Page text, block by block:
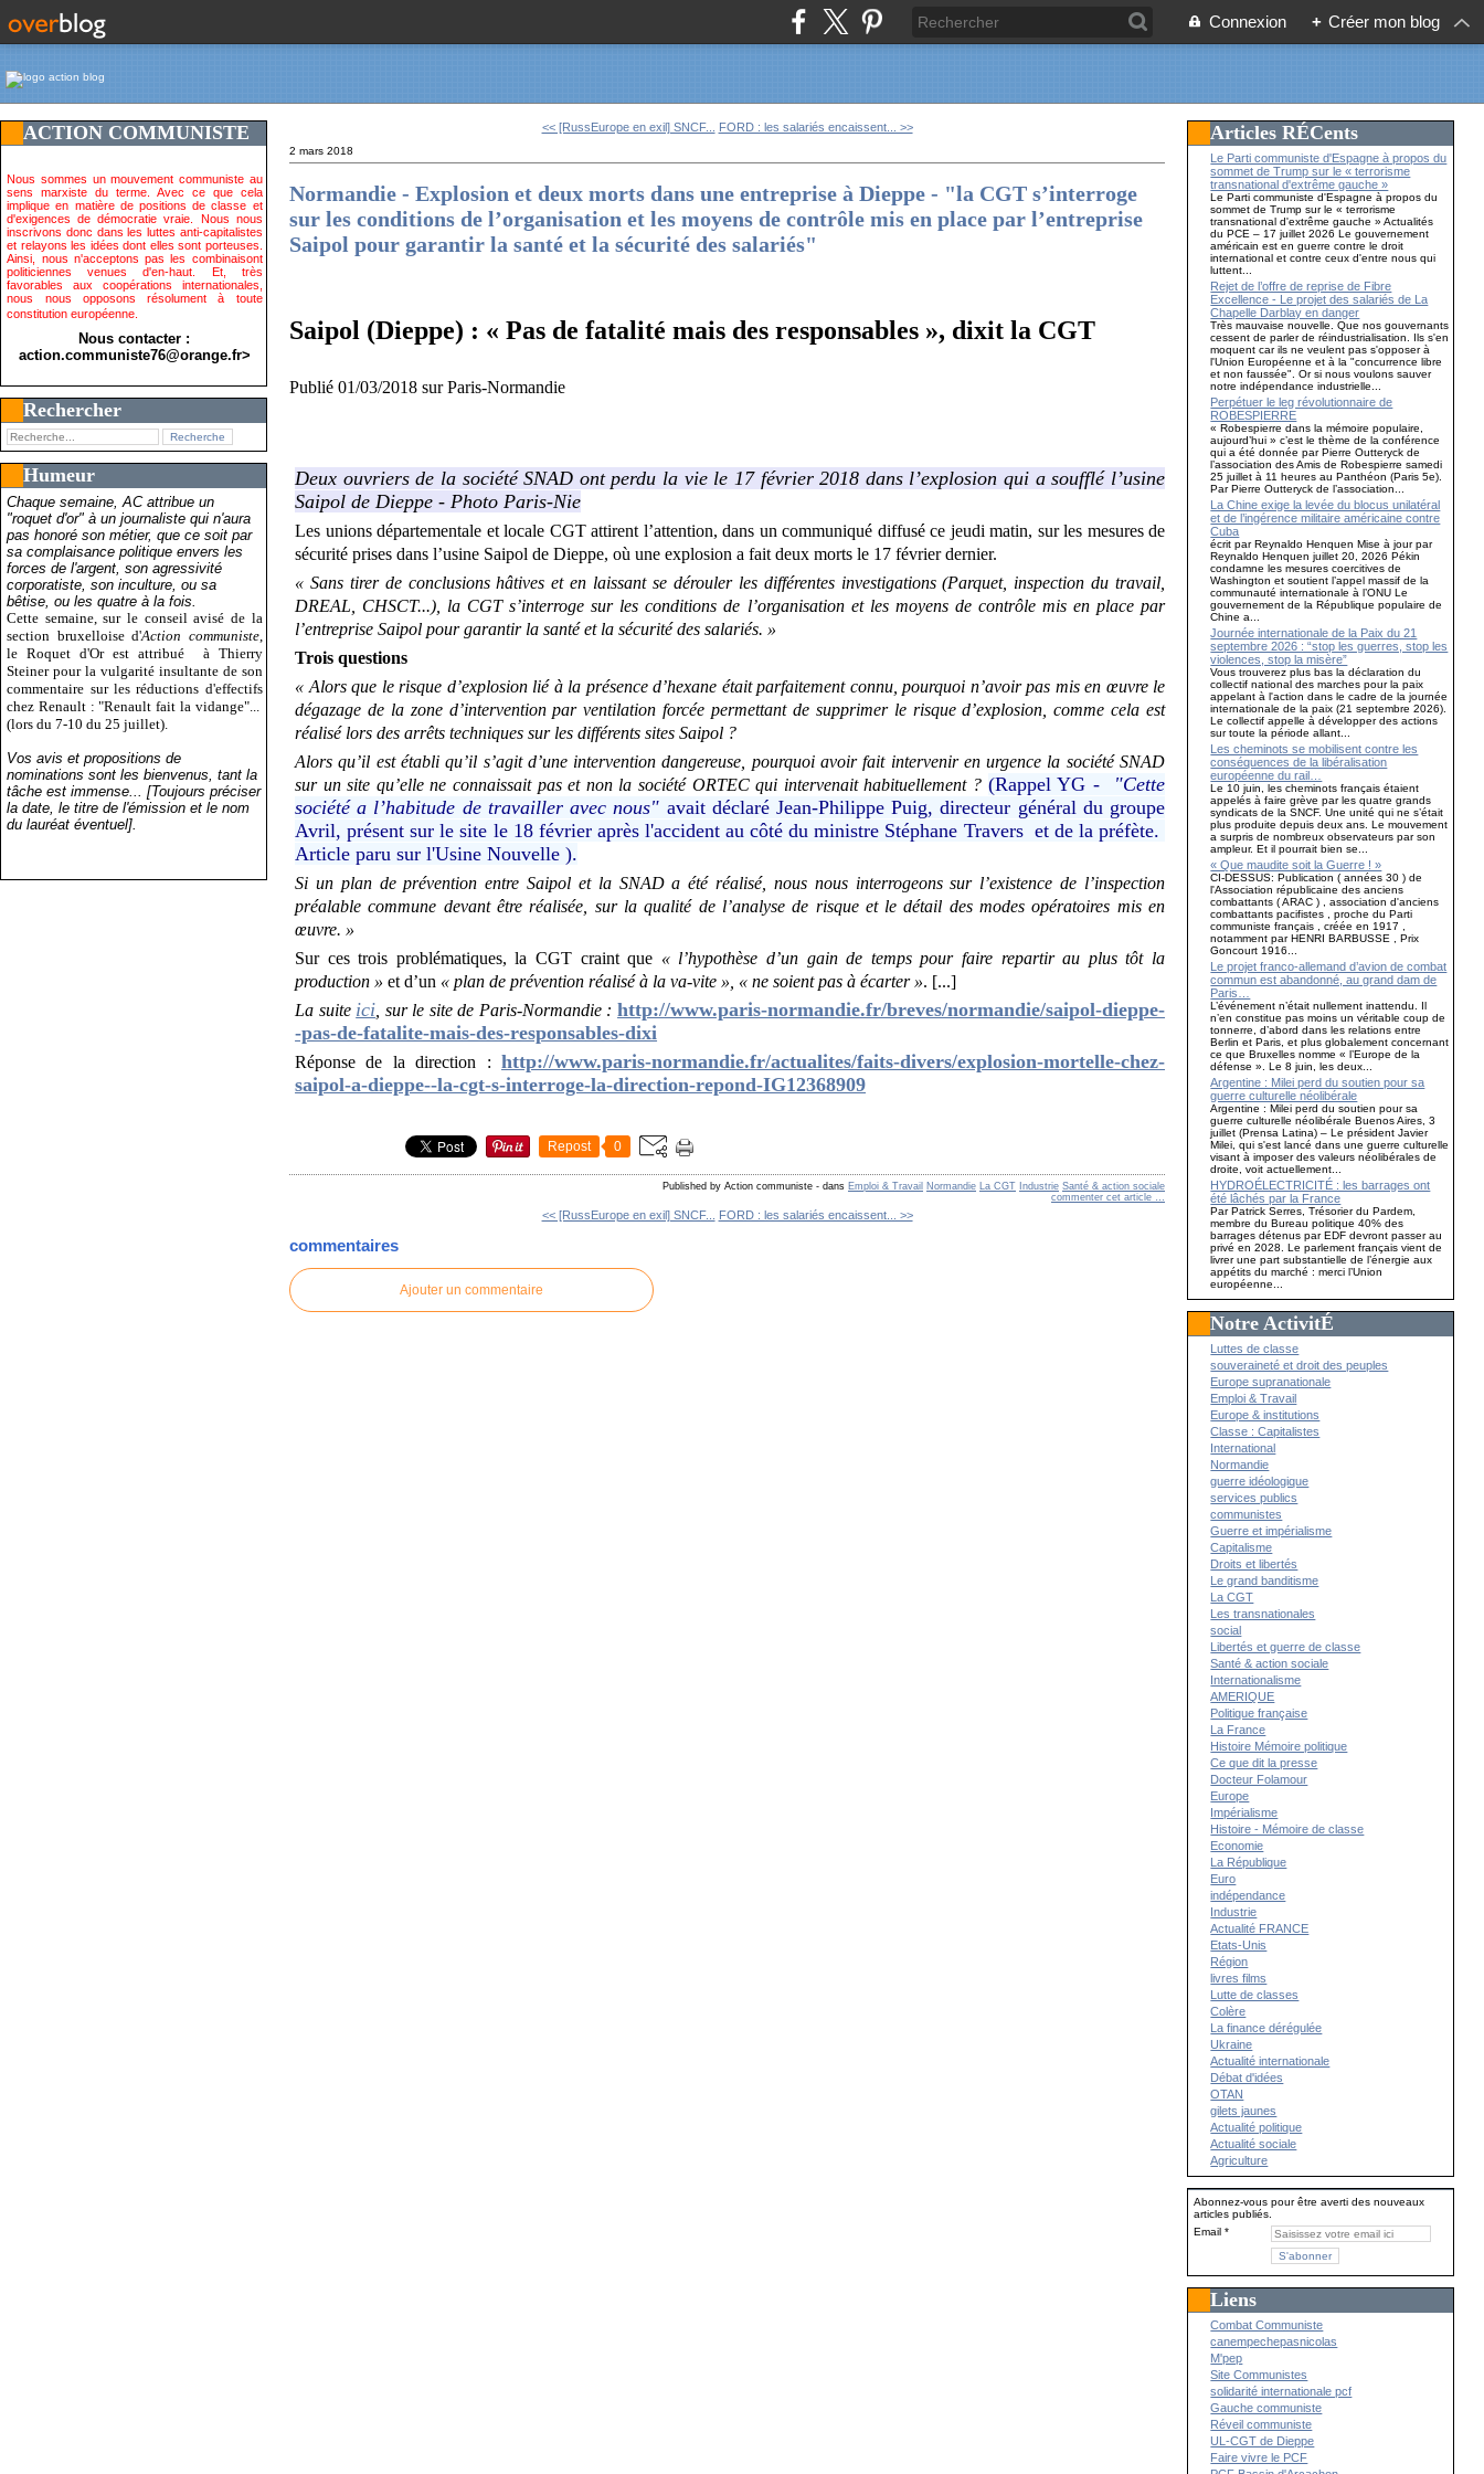
Connexion + Créer mon blog
ACTION COMMUNISTE
Nous sommes un mouvement communiste au
sens marxiste du terme. Avec ce que cela
implique en matière de positions de classe et
d'exigences de démocratie vraie. Nous nous
inscrivons donc dans les luttes anti-capitalistes
et relayons les idées dont elles sont porteuses.
Ainsi, nous n'acceptons pas les combinaisont
politiciennes venues d'en-haut. Et, très
favorables aux coopérations internationales,
nous nous opposons résolument à toute
constitution européenne.
Nous contacter :
action.communiste76@orange.fr>
Rechercher
Humeur
Chaque semaine, AC attribue un
"roquet d'or" à un journaliste qui n'aura
pas honoré son métier, que ce soit par
sa complaisance politique envers les
forces de l'argent, son agressivité
corporatiste, son inculture, ou sa
bêtise, ou les quatre à la fois.
Cette semaine, sur le conseil avisé de la
section bruxelloise d'Action communiste,
le Roquet d'Or est attribué
à Thierry
Steiner pour la vulgarité insultante de son
commentaire sur les réductions d'effectifs
chez Renault : "Renault fait la vidange"...
(lors du 7-10 du 25 juillet).
Vos avis et propositions de
nominations sont les bienvenus, tant la
tâche est immense... [Toujours préciser
la date, le titre de l'émission et le nom
du lauréat éventuel].
<< [RussEurope en exil] SNCF... FORD : les salariés encaissent... >>
2 mars 2018
Normandie - Explosion et deux morts dans une entreprise à Dieppe - "la CGT s’interroge
sur les conditions de l’organisation et les moyens de contrôle mis en place par l’entreprise
Saipol pour garantir la santé et la sécurité des salariés"
Saipol (Dieppe) : « Pas de fatalité mais des responsables », dixit la CGT
Publié 01/03/2018 sur Paris-Normandie
Deux ouvriers de la société SNAD ont perdu la vie le 17 février 2018 dans l’explosion qui a soufflé l’usine
Saipol de Dieppe - Photo Paris-Nie
Les unions départementale et locale CGT attirent l’attention, dans un communiqué diffusé ce jeudi matin, sur les mesures de
sécurité prises dans l’usine Saipol de Dieppe, où une explosion a fait deux morts le 17 février dernier.
« Sans tirer de conclusions hâtives et en laissant se dérouler les différentes investigations (Parquet, inspection du travail,
DREAL, CHSCT...), la CGT s’interroge sur les conditions de l’organisation et les moyens de contrôle mis en place par
l’entreprise Saipol pour garantir la santé et la sécurité des salariés. »
Trois questions
« Alors que le risque d’explosion lié à la présence d’hexane était parfaitement connu, pourquoi n’avoir pas mis en œuvre le
dégazage de la zone d’intervention par ventilation forcée permettant de supprimer le risque d’explosion, comme cela est
réalisé lors des arrêts techniques sur les différents sites Saipol ?
Alors qu’il est établi qu’il s’agit d’une intervention dangereuse, pourquoi avoir fait intervenir en urgence la société SNAD
sur un site qu’elle ne connaissait pas et non la société ORTEC qui intervenait habituellement ? (Rappel YG -
"Cette
société a l’habitude de travailler avec nous" avait déclaré Jean-Philippe Puig, directeur général du groupe
Avril, présent sur le site le 18 février après l'accident au côté du ministre Stéphane Travers et de la préfète.
Article paru sur l'Usine Nouvelle ).
Si un plan de prévention entre Saipol et la SNAD a été réalisé, nous nous interrogeons sur l’existence de l’inspection
préalable commune devant être réalisée, sur la qualité de l’analyse de risque et le détail des modes opératoires mis en
œuvre. »
Sur ces trois problématiques, la CGT craint que « l’hypothèse d’un gain de temps pour faire repartir au plus tôt la
production »et d’un « plan de prévention réalisé à la va-vite », « ne soient pas à écarter ». [...]
La suite ici , sur le site de Paris-Normandie :http://www.paris-normandie.fr/breves/normandie/saipol-dieppe-
-pas-de-fatalite-mais-des-responsables-dixi
Réponse de la direction :http://www.paris-normandie.fr/actualites/faits-divers/explosion-mortelle-chez-
saipol-a-dieppe--la-cgt-s-interroge-la-direction-repond-IG12368909
Repost 0
Published by Action communiste - dans Emploi & Travail Normandie La CGT Industrie Santé & action sociale
commenter cet article …
<< [RussEurope en exil] SNCF... FORD : les salariés encaissent... >>
commentaires
Ajouter un commentaire
Articles RÉCents
Le Parti communiste d'Espagne à propos du
sommet de Trump sur le « terrorisme
transnational d'extrême gauche »
Le Parti communiste d'Espagne à propos du
sommet de Trump sur le « terrorisme
transnational d'extrême gauche » Actualités
du PCE – 17 juillet 2026 Le gouvernement
américain est en guerre contre le droit
international et contre ceux d'entre nous qui
luttent...
Rejet de l’offre de reprise de Fibre
Excellence - Le projet des salariés de La
Chapelle Darblay en danger
Très mauvaise nouvelle. Que nos gouvernants
cessent de parler de réindustrialisation. Ils s'en
moquent car ils ne veulent pas s'opposer à
l'Union Européenne et à la "concurrence libre
et non faussée". Or si nous voulons sauver
notre indépendance industrielle...
Perpétuer le leg révolutionnaire de
ROBESPIERRE
« Robespierre dans la mémoire populaire,
aujourd’hui » c’est le thème de la conférence
qui a été donnée par Pierre Outteryck de
l’association des Amis de Robespierre samedi
25 juillet à 11 heures au Panthéon (Paris 5e).
Par Pierre Outteryck de l’association...
La Chine exige la levée du blocus unilatéral
et de l’ingérence militaire américaine contre
Cuba
écrit par Reynaldo Henquen Mise à jour par
Reynaldo Henquen juillet 20, 2026 Pékin
condamne les mesures coercitives de
Washington et soutient l’appel massif de la
communauté internationale à l’ONU Le
gouvernement de la République populaire de
Chine a...
Journée internationale de la Paix du 21
septembre 2026 : “stop les guerres, stop les
violences, stop la misère”
Vous trouverez plus bas la déclaration du
collectif national des marches pour la paix
appelant à l'action dans le cadre de la journée
internationale de la paix (21 septembre 2026).
Le collectif appelle à développer des actions
sur toute la période allant...
Les cheminots se mobilisent contre les
conséquences de la libéralisation
européenne du rail…
Le 10 juin, les cheminots français étaient
appelés à faire grève par les quatre grands
syndicats de la SNCF. Une unité qui ne s’était
plus produite depuis deux ans. Le mouvement
a surpris de nombreux observateurs par son
ampleur. Et il pourrait bien se...
« Que maudite soit la Guerre ! »
CI-DESSUS: Publication ( années 30 ) de
l'Association républicaine des anciens
combattants ( ARAC ) , association d'anciens
combattants pacifistes , proche du Parti
communiste français , créée en 1917 ,
notamment par HENRI BARBUSSE , Prix
Goncourt 1916...
Le projet franco-allemand d’avion de combat
commun est abandonné, au grand dam de
Paris…
L’événement n’était nullement inattendu. Il
n’en constitue pas moins un véritable coup de
tonnerre, d’abord dans les relations entre
Berlin et Paris, et plus globalement concernant
ce que Bruxelles nomme « l’Europe de la
défense ». Le 8 juin, les deux...
Argentine : Milei perd du soutien pour sa
guerre culturelle néolibérale
Argentine : Milei perd du soutien pour sa
guerre culturelle néolibérale Buenos Aires, 3
juillet (Prensa Latina) – Le président Javier
Milei, qui s'est lancé dans une guerre culturelle
visant à imposer des valeurs néolibérales de
droite, voit actuellement...
HYDROÉLECTRICITÉ : les barrages ont
été lâchés par la France
Par Patrick Serres, Trésorier du Pardem,
membre du Bureau politique 40% des
barrages détenus par EDF devront passer au
privé en 2028. Le parlement français vient de
livrer une part substantielle de l’énergie aux
appétits du marché : merci l’Union
européenne...
Notre ActivitÉ
Luttes de classe
souveraineté et droit des peuples
Europe supranationale
Emploi & Travail
Europe & institutions
Classe : Capitalistes
International
Normandie
guerre idéologique
services publics
communistes
Guerre et impérialisme
Capitalisme
Droits et libertés
Le grand banditisme
La CGT
Les transnationales
social
Libertés et guerre de classe
Santé & action sociale
Internationalisme
AMERIQUE
Politique française
La France
Histoire Mémoire politique
Ce que dit la presse
Docteur Folamour
Europe
Impérialisme
Histoire - Mémoire de classe
Economie
La République
Euro
indépendance
Industrie
Actualité FRANCE
Etats-Unis
Région
livres films
Lutte de classes
Colère
La finance dérégulée
Ukraine
Actualité internationale
Débat d'idées
OTAN
gilets jaunes
Actualité politique
Actualité sociale
Agriculture
Abonnez-vous pour être averti des nouveaux
articles publiés.
Email
Liens
Combat Communiste
canempechepasnicolas
M'pep
Site Communistes
solidarité internationale pcf
Gauche communiste
Réveil communiste
UL-CGT de Dieppe
Faire vivre le PCF